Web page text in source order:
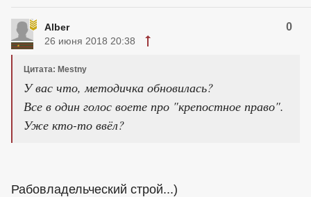
Alber 0
26 июня 2018 20:38
Цитата: Mestny
У вас что, методичка обновилась?
Все в один голос воете про "крепостное право".
Уже кто-то ввёл?
Рабовладельческий строй...)